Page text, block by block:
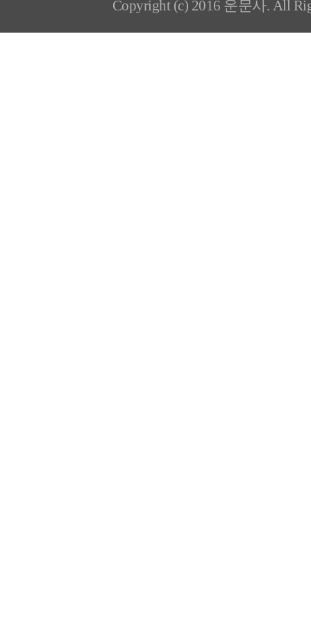
Copyright (c) 2016 운문사. All